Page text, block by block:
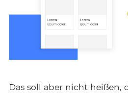
Das soll aber nicht heißen,